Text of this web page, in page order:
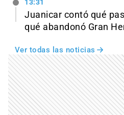
13:31
Juanicar contó qué
qué abandonó Gran
Ver todas las noticias